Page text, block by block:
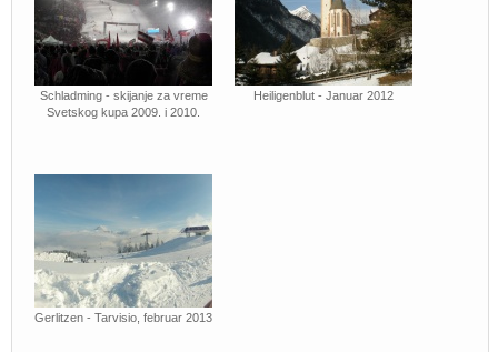
Schladming - skijanje za vreme
Svetskog kupa 2009. i 2010.
Heiligenblut - Januar 2012
Gerlitzen - Tarvisio, februar 2013